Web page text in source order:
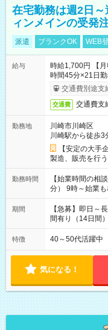
在宅勤務は週2日
ィンメインの受発
派遣 ブランクOK WEB
給与
時給1,700円 【
時間45分×21日
交通費別途支
交通費 交通費支
勤務地
川崎市川崎区
川崎駅から徒歩3
【安定の大手
製造、販売を行
勤務時間
【始業時間の相
分） 9時～始
期間
【急募】即日～
間有り（14日間）
特徴 40～50代活躍中
気になる！